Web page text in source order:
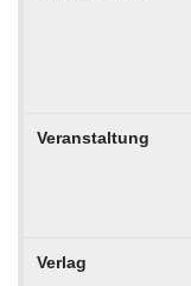
Veranstaltung
Verlag